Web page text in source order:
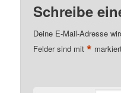
Schreibe
Deine E-Mail-Adresse
Felder sind mit*